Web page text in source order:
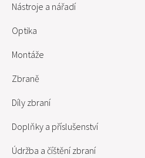
Nástroje a nářadí
Optika
Montáže
Zbraně
Díly zbraní
Doplňky a příslušenství
Údržba a číštění zbraní